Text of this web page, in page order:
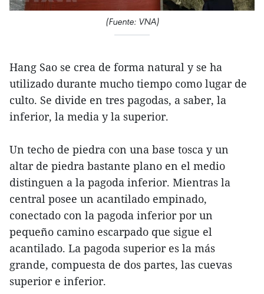
(Fuente: VNA)
Hang Sao se crea de forma natural y se ha
utilizado durante mucho tiempo como lugar de
culto. Se divide en tres pagodas, a saber, la
inferior, la media y la superior.
Un techo de piedra con una base tosca y un
altar de piedra bastante plano en el medio
distinguen a la pagoda inferior. Mientras la
central posee un acantilado empinado,
conectado con la pagoda inferior por un
pequeño camino escarpado que sigue el
acantilado. La pagoda superior es la más
grande, compuesta de dos partes, las cuevas
superior e inferior.